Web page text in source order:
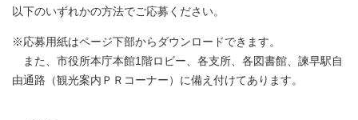
​以下のいずれかの方法でご応募ください。
※応募用紙はページ下部からダウンロードできます。
また、市役所本庁本館1階ロビー、各支所、各図書館、諫早駅自
由通路（観光案内ＰＲコーナー）に備え付けてあります。